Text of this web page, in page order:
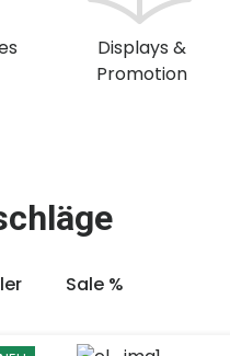
Displays &
Promotion
Sale %